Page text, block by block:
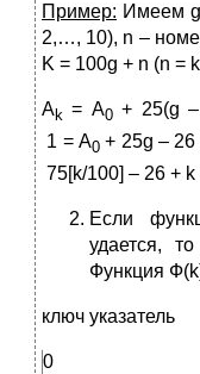
Пример: Имеем
2,…, 10), n –
K = 100g + n (n =
Ak = A0+ 25(g
1 = A0+ 25g – 26
75[k/100] – 26 +
Если
удается,
Функция
ключ указатель
0